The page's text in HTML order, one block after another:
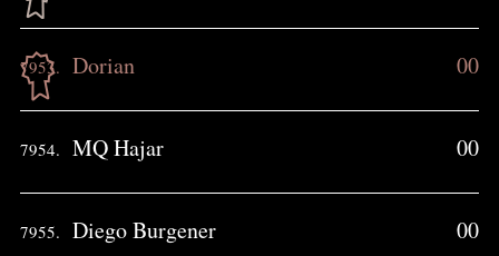
7953. Dorian 00
7954. MQ Hajar 00
7955. Diego Burgener 00